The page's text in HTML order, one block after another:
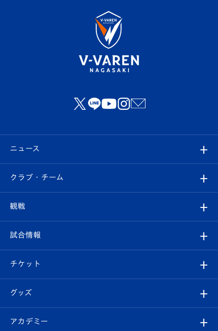
ニュース
すべて
クラブ
試合情報
チケット
イベント
クラブ・チーム
クラブ概要
エンブレム紹介
スタッフプロフィール
観戦
観戦ルール
はじめての観戦ガイド
Revive Team
試合情報
試合日程/結果
フォトギャラリー
チケット
チケット
グッズ
オンラインショップ
アカデミー